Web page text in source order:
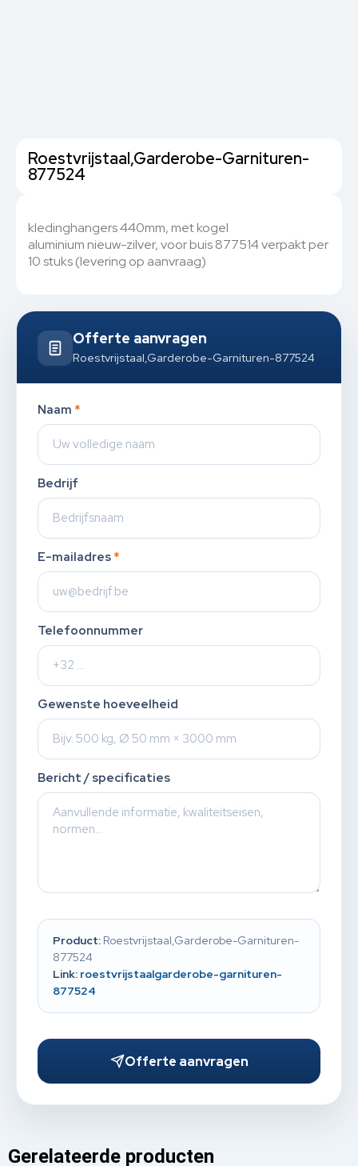
Roestvrijstaal,Garderobe-Garnituren-
877524
kledinghangers 440mm, met kogel
aluminium nieuw-zilver, voor buis 877514 verpakt per
10 stuks (levering op aanvraag)
Offerte aanvragen
Roestvrijstaal,Garderobe-Garnituren-877524
Naam *
Bedrijf
E-mailadres *
Telefoonnummer
Gewenste hoeveelheid
Bericht / specificaties
Product: Roestvrijstaal,Garderobe-Garnituren-
877524
Link: roestvrijstaalgarderobe-garnituren-
877524
Offerte aanvragen
Gerelateerde producten